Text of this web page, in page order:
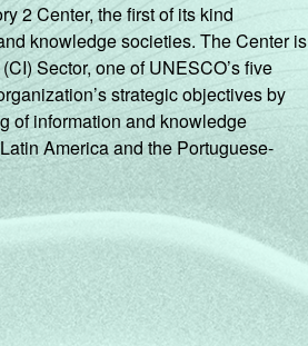
2 Center, the first of its kind
knowledge societies. The Center is
Sector, one of UNESCO’s five
strategic objectives by
of information and knowledge
America and the Portuguese-